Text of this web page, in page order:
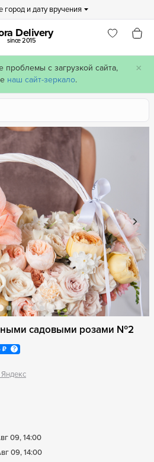
×
проблемы с загрузкой сайта,
наш сайт-зеркало.
город и дату вручения
Delivery
since 2015
садовыми розами №2
₽
09, 14:00
09, 14:00